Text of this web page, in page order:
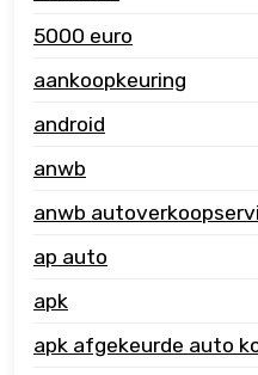
5000 euro
aankoopkeuring
android
anwb
anwb
ap auto
apk
apk afgekeurde auto